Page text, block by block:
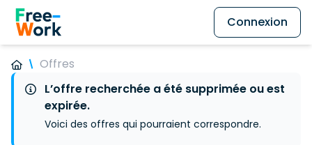
Connexion
Offres
L’offre recherchée a été supprimée ou est
expirée.
Voici des offres qui pourraient correspondre.